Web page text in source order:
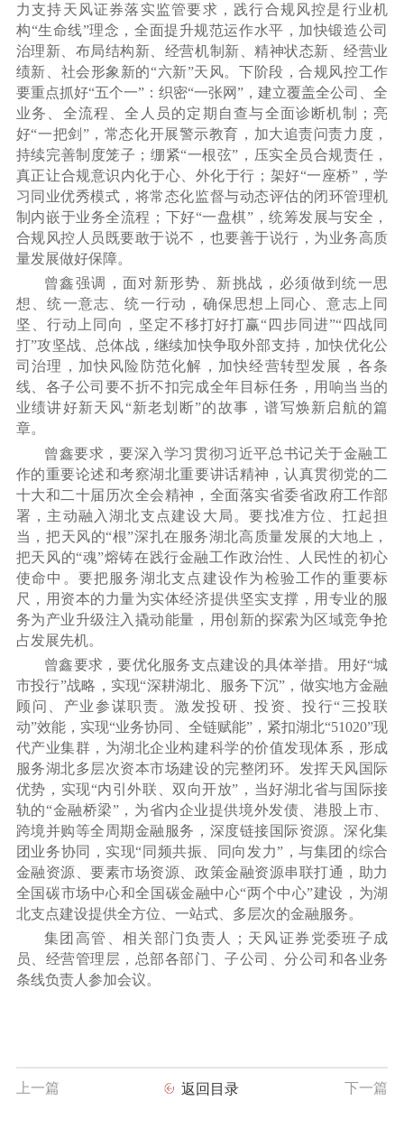
力支持天风证券落实监管要求，践行合规风控是行业机
构“生命线”理念，全面提升规范运作水平，加快锻造公司
治理新、布局结构新、经营机制新、精神状态新、经营业
绩新、社会形象新的“六新”天风。下阶段，合规风控工作
要重点抓好“五个一”：织密“一张网”，建立覆盖全公司、全
业务、全流程、全人员的定期自查与全面诊断机制；亮
好“一把剑”，常态化开展警示教育，加大追责问责力度，
持续完善制度笼子；绷紧“一根弦”，压实全员合规责任，
真正让合规意识内化于心、外化于行；架好“一座桥”，学
习同业优秀模式，将常态化监督与动态评估的闭环管理机
制内嵌于业务全流程；下好“一盘棋”，统筹发展与安全，
合规风控人员既要敢于说不，也要善于说行，为业务高质
量发展做好保障。
曾鑫强调，面对新形势、新挑战，必须做到统一思
想、统一意志、统一行动，确保思想上同心、意志上同
坚、行动上同向，坚定不移打好打赢“四步同进”“四战同
打”攻坚战、总体战，继续加快争取外部支持，加快优化公
司治理，加快风险防范化解，加快经营转型发展，各条
线、各子公司要不折不扣完成全年目标任务，用响当当的
业绩讲好新天风“新老划断”的故事，谱写焕新启航的篇
章。
曾鑫要求，要深入学习贯彻习近平总书记关于金融工
作的重要论述和考察湖北重要讲话精神，认真贯彻党的二
十大和二十届历次全会精神，全面落实省委省政府工作部
署，主动融入湖北支点建设大局。要找准方位、扛起担
当，把天风的“根”深扎在服务湖北高质量发展的大地上，
把天风的“魂”熔铸在践行金融工作政治性、人民性的初心
使命中。要把服务湖北支点建设作为检验工作的重要标
尺，用资本的力量为实体经济提供坚实支撑，用专业的服
务为产业升级注入撬动能量，用创新的探索为区域竞争抢
占发展先机。
曾鑫要求，要优化服务支点建设的具体举措。用好“城
市投行”战略，实现“深耕湖北、服务下沉”，做实地方金融
顾问、产业参谋职责。激发投研、投资、投行“三投联
动”效能，实现“业务协同、全链赋能”，紧扣湖北“51020”现
代产业集群，为湖北企业构建科学的价值发现体系，形成
服务湖北多层次资本市场建设的完整闭环。发挥天风国际
优势，实现“内引外联、双向开放”，当好湖北省与国际接
轨的“金融桥梁”，为省内企业提供境外发债、港股上市、
跨境并购等全周期金融服务，深度链接国际资源。深化集
团业务协同，实现“同频共振、同向发力”，与集团的综合
金融资源、要素市场资源、政策金融资源串联打通，助力
全国碳市场中心和全国碳金融中心“两个中心”建设，为湖
北支点建设提供全方位、一站式、多层次的金融服务。
集团高管、相关部门负责人；天风证券党委班子成
员、经营管理层，总部各部门、子公司、分公司和各业务
条线负责人参加会议。
上一篇 返回目录 下一篇